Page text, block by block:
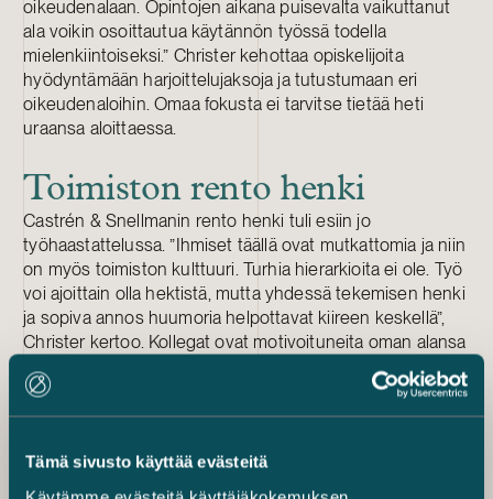
Tämä sivusto käyttää evästeitä
oikeudenalaan. Opintojen aikana puisevalta vaikuttanut
ala voikin osoittautua käytännön työssä todella
mielenkiintoiseksi.” Christer kehottaa opiskelijoita
hyödyntämään harjoittelujaksoja ja tutustumaan eri
oikeudenaloihin. Omaa fokusta ei tarvitse tietää heti
uraansa aloittaessa.
Toimiston rento henki
Castrén & Snellmanin rento henki tuli esiin jo
työhaastattelussa. ”Ihmiset täällä ovat mutkattomia ja niin
on myös toimiston kulttuuri. Turhia hierarkioita ei ole. Työ
voi ajoittain olla hektistä, mutta yhdessä tekemisen henki
ja sopiva annos huumoria helpottavat kiireen keskellä”,
Christer kertoo. Kollegat ovat motivoituneita oman alansa
huippuja, joiden kanssa voi matalalla kynnyksellä
sparrailla asioita.
Työnantajana Castrén & Snellman myös joustaa
Turkuun muutamaksi vuodeksi puolisonsa opintojen takia
ja tekee töitä sieltä käsin etänä. Vastapainoa työlle